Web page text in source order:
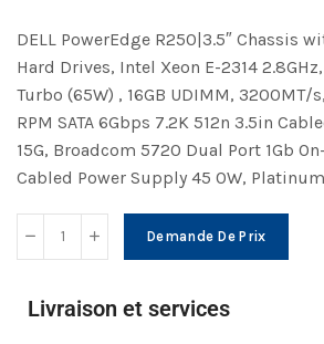
DELL PowerEdge R250|3.5″ Chassis
Hard Drives, Intel Xeon E-2314
Turbo (65W) , 16GB UDIMM, 3200MT/
RPM SATA 6Gbps 7.2K 512n 3.5in
15G, Broadcom 5720 Dual Port 1Gb
Cabled Power Supply 45 0W,
Demande De Prix
Livraison et services